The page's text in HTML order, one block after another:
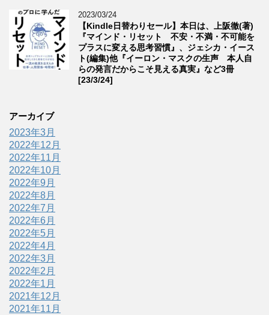
2023/03/24
【Kindle日替わりセール】本日は、上阪徹(著)
『マインド・リセット 不安・不満・不可能を
プラスに変える思考習慣』、ジェシカ・イース
ト(編集)他『イーロン・マスクの生声 本人自
らの発言だからこそ見える真実』など3冊
[23/3/24]
アーカイブ
2023年3月
2022年12月
2022年11月
2022年10月
2022年9月
2022年8月
2022年7月
2022年6月
2022年5月
2022年4月
2022年3月
2022年2月
2022年1月
2021年12月
2021年11月